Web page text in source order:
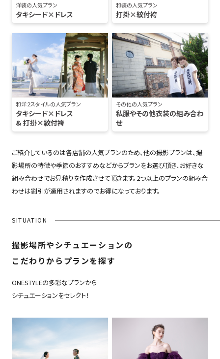
洋装の人気プラン
タキシード×ドレス
和装の人気プラン
打掛×紋付袴
和洋２スタイルの人気プラン
タキシード×ドレス
& 打掛×紋付袴
その他の人気プラン
私服やその他衣装の組み合わ
せ
ご紹介しているのは各店舗の人気プランのため、他の撮影プランは、撮
影場所の特徴や季節のおすすめなどからプランをお選び頂き、お好きな
組み合わせでお見積りを作成させて頂きます。2つ以上のプランの組み合
わせは割引が適用されますのでお得になっております。
SITUATION
撮影場所やシチュエーションの
こだわりからプランを探す
ONESTYLEの多彩なプランから
シチュエーションをセレクト！